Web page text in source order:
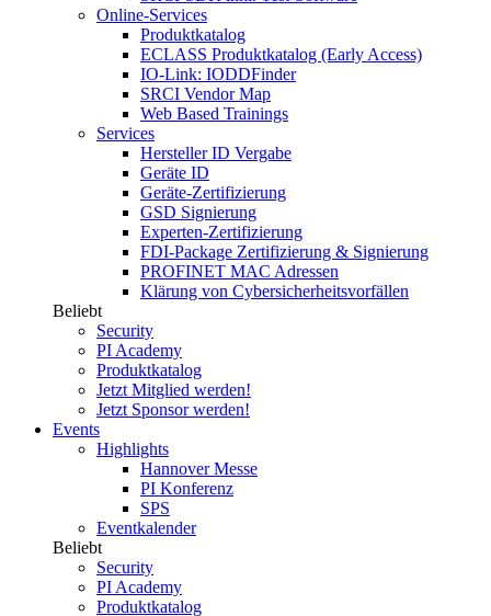
Online-Services
Produktkatalog
ECLASS Produktkatalog (Early Access)
IO-Link: IODDFinder
SRCI Vendor Map
Web Based Trainings
Services
Hersteller ID Vergabe
Geräte ID
Geräte-Zertifizierung
GSD Signierung
Experten-Zertifizierung
FDI-Package Zertifizierung & Signierung
PROFINET MAC Adressen
Klärung von Cybersicherheitsvorfällen
Beliebt
Security
PI Academy
Produktkatalog
Jetzt Mitglied werden!
Jetzt Sponsor werden!
Events
Highlights
Hannover Messe
PI Konferenz
SPS
Eventkalender
Beliebt
Security
PI Academy
Produktkatalog